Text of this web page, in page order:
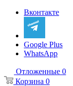
Вконтакте
Google Plus
WhatsApp
Отложенные 0
Корзина 0